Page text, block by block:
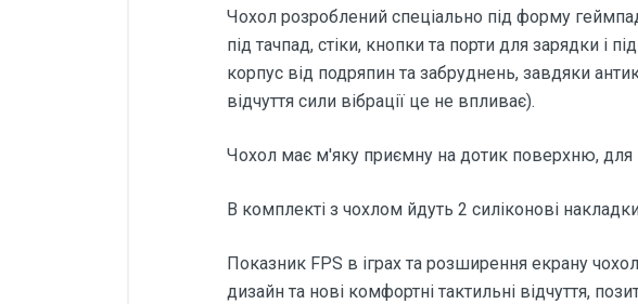
Чохол розроблений спеціально під форму
під тачпад, стіки, кнопки та порти для зарядки і
корпус від подряпин та забруднень, завдяки
відчуття сили вібрації це не впливає).
Чохол має м'яку приємну на дотик поверхню, для
В комплекті з чохлом йдуть 2 силіконові
Показник FPS в іграх та розширення екрану
дизайн та нові комфортні тактильні відчуття,